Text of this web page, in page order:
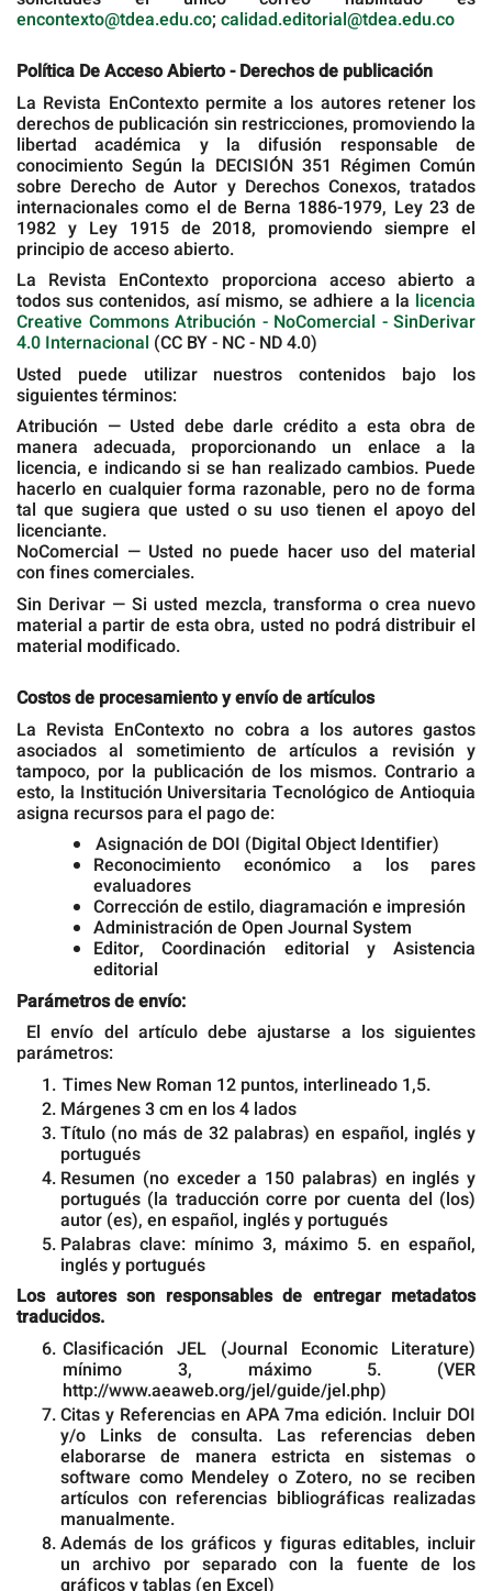
encontexto@tdea.edu.co; calidad.editorial@tdea.edu.co
Política De Acceso Abierto - Derechos de publicación
La Revista EnContexto permite a los autores retener los
derechos de publicación sin restricciones, promoviendo la
libertad académica y la difusión responsable de
conocimiento Según la DECISIÓN 351 Régimen Común
sobre Derecho de Autor y Derechos Conexos, tratados
internacionales como el de Berna 1886-1979, Ley 23 de
1982 y Ley 1915 de 2018, promoviendo siempre el
principio de acceso abierto.
La Revista EnContexto proporciona acceso abierto a
todos sus contenidos, así mismo, se adhiere a la licencia
Creative Commons Atribución - NoComercial - SinDerivar
4.0 Internacional (CC BY - NC - ND 4.0)
Usted puede utilizar nuestros contenidos bajo los
siguientes términos:
Atribución — Usted debe darle crédito a esta obra de
manera adecuada, proporcionando un enlace a la
licencia, e indicando si se han realizado cambios. Puede
hacerlo en cualquier forma razonable, pero no de forma
tal que sugiera que usted o su uso tienen el apoyo del
licenciante.
NoComercial — Usted no puede hacer uso del material
con fines comerciales.
Sin Derivar — Si usted mezcla, transforma o crea nuevo
material a partir de esta obra, usted no podrá distribuir el
material modificado.
Costos de procesamiento y envío de artículos
La Revista EnContexto no cobra a los autores gastos
asociados al sometimiento de artículos a revisión y
tampoco, por la publicación de los mismos. Contrario a
esto, la Institución Universitaria Tecnológico de Antioquia
asigna recursos para el pago de:
Asignación de DOI (Digital Object Identifier)
Reconocimiento económico a los pares
evaluadores
Corrección de estilo, diagramación e impresión
Administración de Open Journal System
Editor, Coordinación editorial y Asistencia
editorial
Parámetros de envío:
El envío del artículo debe ajustarse a los siguientes
parámetros:
Times New Roman 12 puntos, interlineado 1,5.
Márgenes 3 cm en los 4 lados
Título (no más de 32 palabras) en español, inglés y
portugués
Resumen (no exceder a 150 palabras) en inglés y
portugués (la traducción corre por cuenta del (los)
autor (es), en español, inglés y portugués
Palabras clave: mínimo 3, máximo 5. en español,
inglés y portugués
Los autores son responsables de entregar metadatos
traducidos.
Clasificación JEL (Journal Economic Literature)
mínimo 3, máximo 5. (VER
http://www.aeaweb.org/jel/guide/jel.php)
Citas y Referencias en APA 7ma edición. Incluir DOI
y/o Links de consulta. Las referencias deben
elaborarse de manera estricta en sistemas o
software como Mendeley o Zotero, no se reciben
artículos con referencias bibliográficas realizadas
manualmente.
Además de los gráficos y figuras editables, incluir
un archivo por separado con la fuente de los
gráficos y tablas (en Excel)